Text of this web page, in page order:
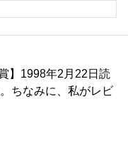
】1998年2月22日読
ちなみに、私がレビ